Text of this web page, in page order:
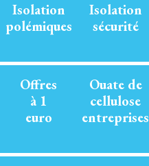
Isolation
polémiques
Isolation
sécurité
Offres
à 1
euro
Ouate de
cellulose
entreprises